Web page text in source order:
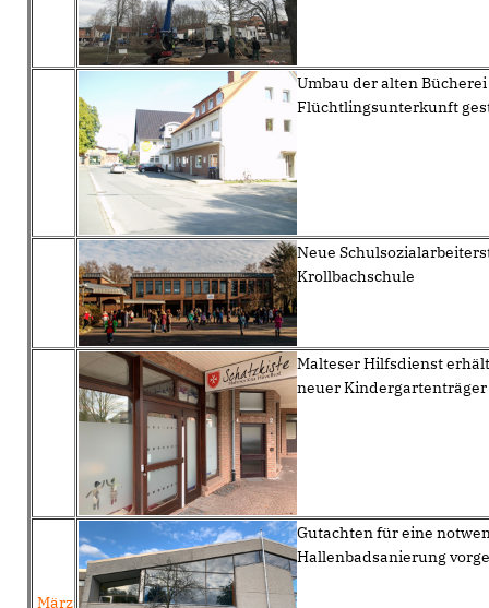
Umbau der alten
Flüchtlingsunterkunft
Neue
Krollbachschule
Malteser Hilfsdienst
neuer Kindergartenträger
März
Gutachten für eine
Hallenbadsanierung